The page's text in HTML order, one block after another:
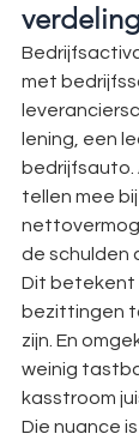
met
lening, een
bedrijfsauto.
tellen mee
de schulden
Dit betekent
bezittingen
zijn. En
weinig
kasstroom
Die nuance